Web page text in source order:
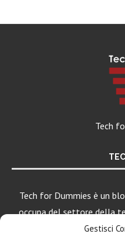
Gestisci
Tech
Tech for Dummies è un
occupa del settore della
una particolare